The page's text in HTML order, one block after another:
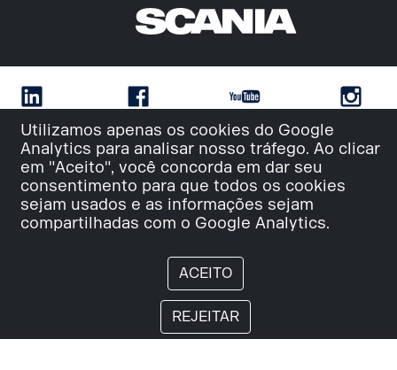
Utilizamos apenas os cookies do Google
Analytics para analisar nosso tráfego. Ao clicar
em "Aceito", você concorda em dar seu
consentimento para que todos os cookies
sejam usados e as informações sejam
compartilhadas com o Google Analytics.
ACEITO
REJEITAR